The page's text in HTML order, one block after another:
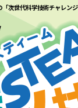
次世代科学技術チャレン